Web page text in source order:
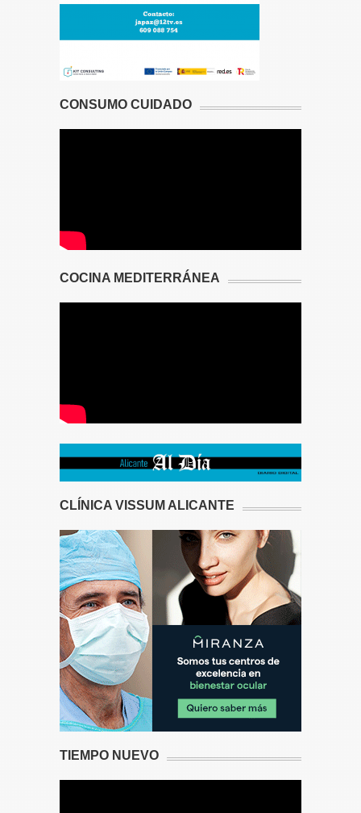
CONSUMO CUIDADO
COCINA MEDITERRÁNEA
CLÍNICA VISSUM ALICANTE
TIEMPO NUEVO